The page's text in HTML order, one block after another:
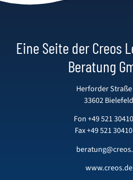
Eine Seite der Creos
Beratung
Herforder
33602 Bielefeld
Fon+49 521
Fax +49 521
www.creos.de